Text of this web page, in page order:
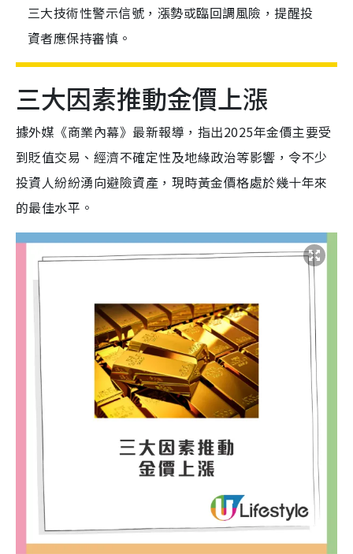
三大技術性警示信號，漲勢或臨回調風險，提醒投
資者應保持審慎。
三大因素推動金價上漲
據外媒《商業內幕》最新報導，指出2025年金價主要受
到貶值交易、經濟不確定性及地緣政治等影響，令不少
投資人紛紛湧向避險資產，現時黃金價格處於幾十年來
的最佳水平。